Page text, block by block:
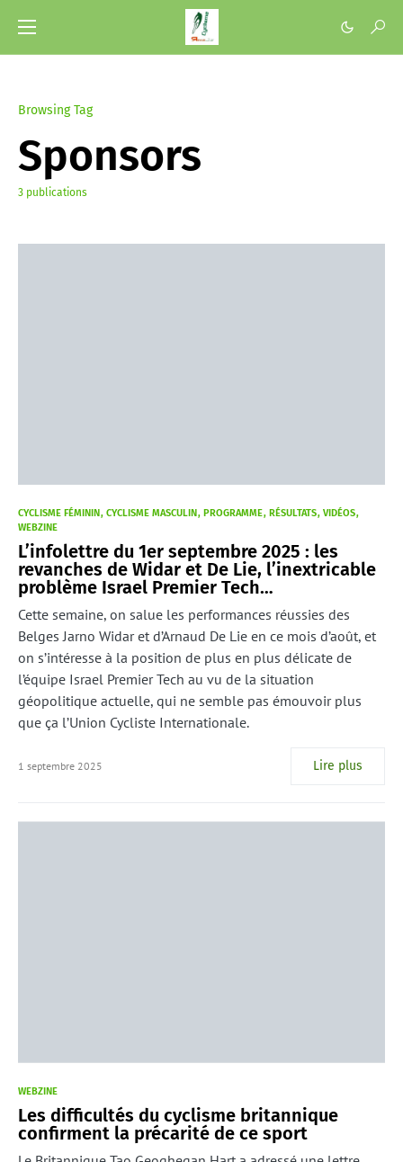
Browsing Tag
Sponsors
3 publications
CYCLISME FÉMININ CYCLISME MASCULIN PROGRAMME RÉSULTATS VIDÉOS
WEBZINE
L’infolettre du 1er septembre 2025 : les
revanches de Widar et De Lie, l’inextricable
problème Israel Premier Tech…
Cette semaine, on salue les performances réussies des
Belges Jarno Widar et d’Arnaud De Lie en ce mois d’août, et
on s’intéresse à la position de plus en plus délicate de
l’équipe Israel Premier Tech au vu de la situation
géopolitique actuelle, qui ne semble pas émouvoir plus
que ça l’Union Cycliste Internationale.
1 septembre 2025 Lire plus
WEBZINE
Les difficultés du cyclisme britannique
confirment la précarité de ce sport